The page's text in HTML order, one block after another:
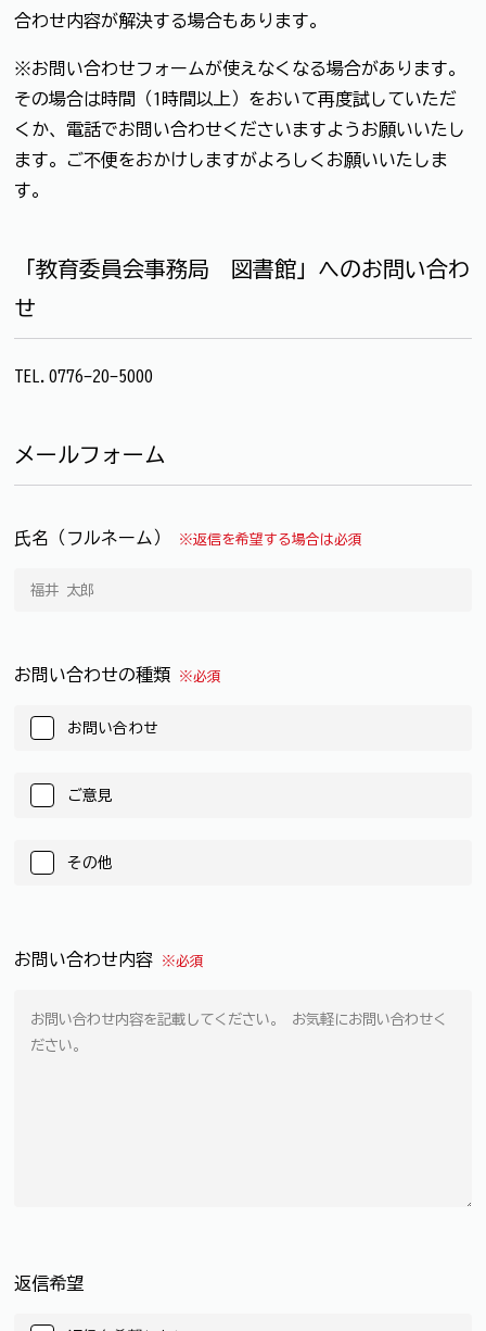
合わせ内容が解決する場合もあります。
※お問い合わせフォームが使えなくなる場合があります。
その場合は時間（1時間以上）をおいて再度試していただ
くか、電話でお問い合わせくださいますようお願いいたし
ます。ご不便をおかけしますがよろしくお願いいたしま
す。
「教育委員会事務局 図書館」へのお問い合わ
せ
TEL.0776-20-5000
メールフォーム
氏名（フルネーム） ※返信を希望する場合は必須
お問い合わせの種類 ※必須
お問い合わせ
ご意見
その他
お問い合わせ内容 ※必須
返信希望